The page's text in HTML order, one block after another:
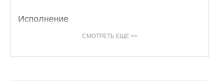
Исполнение
СМОТРЕТЬ ЕЩЕ >>